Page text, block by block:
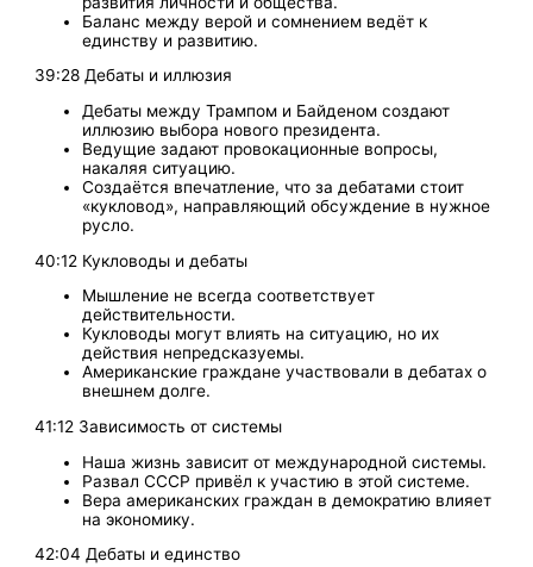
Баланс между верой и сомнением ведёт к
единству и развитию.
39:28 Дебаты и иллюзия
Дебаты между Трампом и Байденом создают
иллюзию выбора нового президента.
Ведущие задают провокационные вопросы,
накаляя ситуацию.
Создаётся впечатление, что за дебатами стоит
«кукловод», направляющий обсуждение в нужное
русло.
40:12 Кукловоды и дебаты
Мышление не всегда соответствует
действительности.
Кукловоды могут влиять на ситуацию, но их
действия непредсказуемы.
Американские граждане участвовали в дебатах о
внешнем долге.
41:12 Зависимость от системы
Наша жизнь зависит от международной системы.
Развал СССР привёл к участию в этой системе.
Вера американских граждан в демократию влияет
на экономику.
42:04 Дебаты и единство